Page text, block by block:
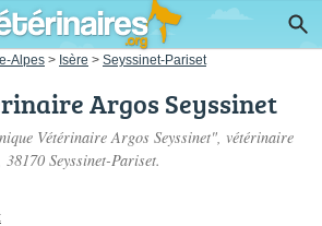
Alpes > Isère > Seyssinet-Pariset
Argos Seyssinet
Vétérinaire Argos Seyssinet", vétérinaire
38170 Seyssinet-Pariset.